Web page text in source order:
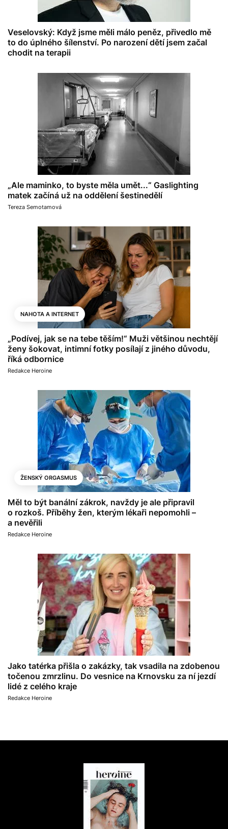
Veselovský: Když jsme měli málo peněz, přivedlo mě
to do úplného šílenství. Po narození dětí jsem začal
chodit na terapii
„Ale maminko, to byste měla umět...“ Gaslighting
matek začíná už na oddělení šestinedělí
Tereza Semotamová
NAHOTA A INTERNET
„Podívej, jak se na tebe těším!“ Muži většinou nechtějí
ženy šokovat, intimní fotky posílají z jiného důvodu,
říká odbornice
Redakce Heroine
ŽENSKÝ ORGASMUS
Měl to být banální zákrok, navždy je ale připravil
o rozkoš. Příběhy žen, kterým lékaři nepomohli –
a nevěřili
Redakce Heroine
Jako tatérka přišla o zakázky, tak vsadila na zdobenou
točenou zmrzlinu. Do vesnice na Krnovsku za ní jezdí
lidé z celého kraje
Redakce Heroine